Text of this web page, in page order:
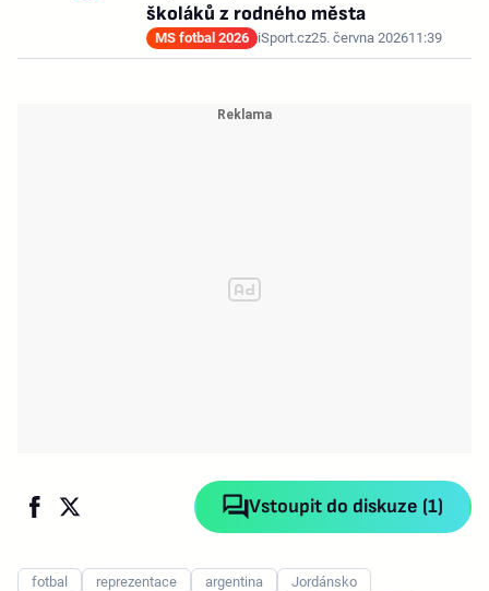
školáků z rodného města
MS fotbal 2026 iSport.cz25. června 202611:39
Vstoupit do diskuze (1)
fotbal reprezentace argentina
Jordánsko